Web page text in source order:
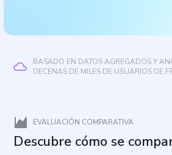
BASADO EN DATOS AGREGADOS Y
DECENAS DE MILES DE USUARIOS DE
EVALUACIÓN COMPARATIVA
Descubre cómo se